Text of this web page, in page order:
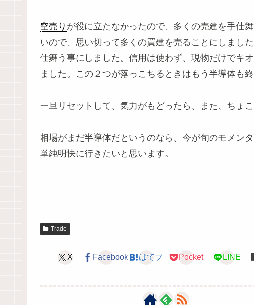
空売り が役に立たなかったので、多くの売建を手仕
いので、思い切って多くの買建を売ることにしまし
仕舞う事にしました。信用は使わず、現物だけでキ
ました。この２つが落っこちるときはもう半導体も
一旦リセットして、気力がもどったら、また、ちょ
相場がまだ半導体だというのなら、今が旬のモメン
単純明快に行きたいと思います。
Trade
X Facebook はてブ Pocket LINE